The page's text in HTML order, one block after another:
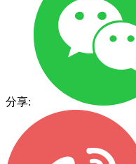
分享: